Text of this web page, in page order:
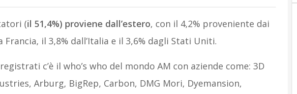
(il 51,4%) proviene dall’estero, con il 4,2% proveniente dai
Francia, il 3,8% dall’Italia e il 3,6% dagli Stati Uniti.
c’è il who’s who del mondo AM con aziende come: 3D
Arburg, BigRep, Carbon, DMG Mori, Dyemansion,